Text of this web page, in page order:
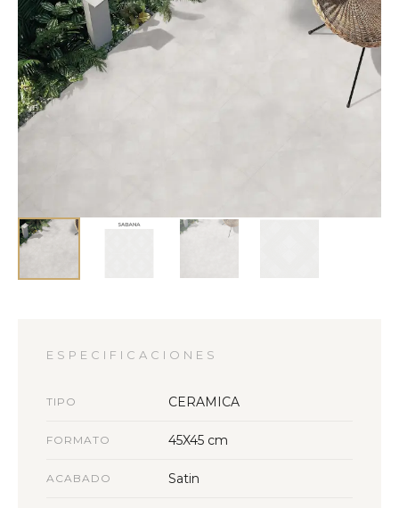
ESPECIFICACIONES
TIPO CERAMICA
FORMATO 45X45 cm
ACABADO Satin